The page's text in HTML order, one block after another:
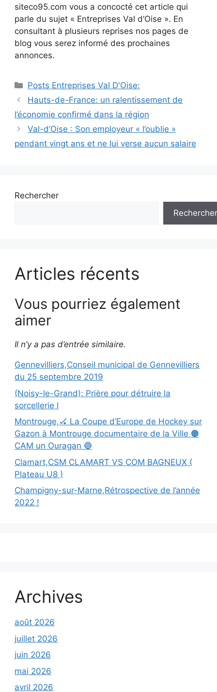
siteco95.com vous a concocté cet article qui
parle du sujet « Entreprises Val d’Oise ». En
consultant à plusieurs reprises nos pages de
blog vous serez informé des prochaines
annonces.
Catégories
Posts Entreprises Val D'Oise:
Navigation
des
Hauts-de-France: un ralentissement de
l’économie confirmé dans la région
Val-d’Oise : Son employeur « l’oublie »
pendant vingt ans et ne lui verse aucun salaire
Rechercher
Rechercher
Articles récents
Vous pourriez également
aimer
Il n’y a pas d’entrée similaire.
Gennevilliers,Conseil municipal de Gennevilliers
du 25 septembre 2019
(Noisy-le-Grand): Prière pour détruire la
sorcellerie l
Montrouge,🏑 La Coupe d’Europe de Hockey sur
Gazon à Montrouge documentaire de la Ville 🟠
CAM un Ouragan 🔵
Clamart,CSM CLAMART VS COM BAGNEUX (
Plateau U8 )
Champigny-sur-Marne,Rétrospective de l’année
2022 !
Archives
août 2026
juillet 2026
juin 2026
mai 2026
avril 2026